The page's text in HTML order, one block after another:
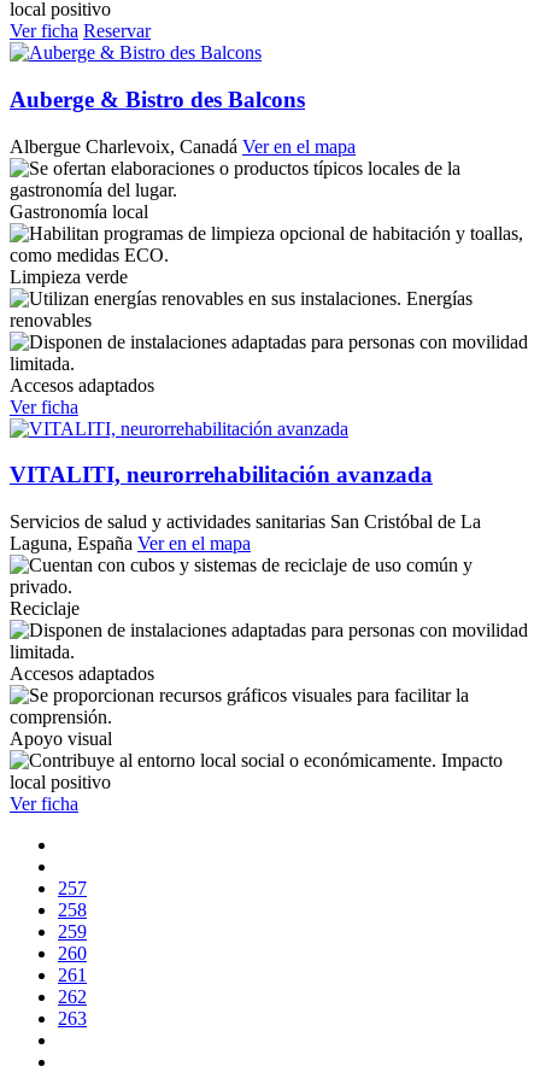
local positivo
Ver ficha Reservar
Auberge & Bistro des Balcons
Albergue Charlevoix, Canadá Ver en el mapa
Gastronomía local
Limpieza verde
Energías
renovables
Accesos adaptados
Ver ficha
VITALITI, neurorrehabilitación avanzada
Servicios de salud y actividades sanitarias San Cristóbal de La
Laguna, España Ver en el mapa
Reciclaje
Accesos adaptados
Apoyo visual
Impacto
local positivo
Ver ficha
257
258
259
260
261
262
263